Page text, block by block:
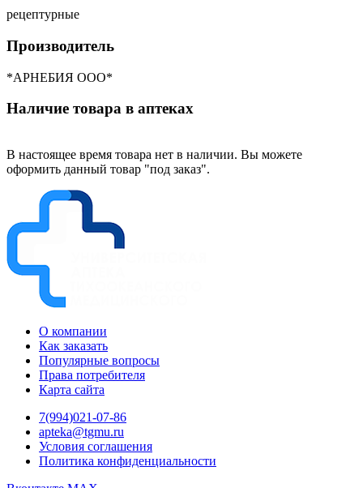
рецептурные
Производитель
*АРНЕБИЯ ООО*
Наличие товара в аптеках
В настоящее время товара нет в наличии. Вы можете
оформить данный товар "под заказ".
О компании
Как заказать
Популярные вопросы
Права потребителя
Карта сайта
7(994)021-07-86
apteka@tgmu.ru
Условия соглашения
Политика конфиденциальности